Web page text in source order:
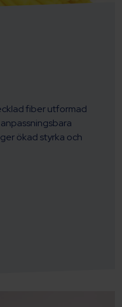
fiber utformad
ökad styrka och